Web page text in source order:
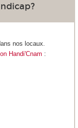
nos locaux.
Handi'Cnam :